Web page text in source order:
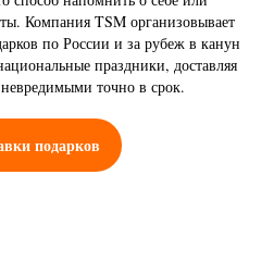
Компания TSM организовывает
по России и за рубеж в канун
праздники, доставляя
точно в срок.
подарков